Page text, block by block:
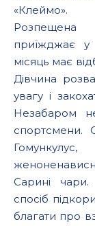
«Клеймо».
Розпещена
приїжджає
місяць має
Дівчина
увагу і
Незабаром
спортсмени.
Сарині
спосіб
благати про